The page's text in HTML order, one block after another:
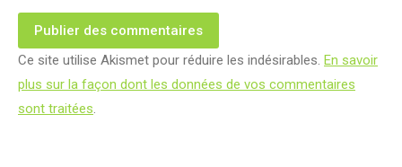
Publier des commentaires
Ce site utilise Akismet pour réduire les indésirables. En savoir
plus sur la façon dont les données de vos commentaires
sont traitées.